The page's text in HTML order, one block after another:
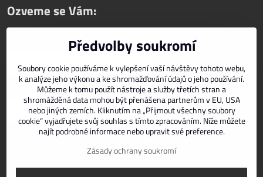
Ozveme se Vám:
Předvolby soukromí
Soubory cookie používáme k vylepšení vaší návštěvy tohoto webu,
k analýze jeho výkonu a ke shromažďování údajů o jeho používání.
Můžeme k tomu použít nástroje a služby třetích stran a
shromážděná data mohou být přenášena partnerům v EU, USA
nebo jiných zemích. Kliknutím na „Přijmout všechny soubory
cookie“ vyjadřujete svůj souhlas s tímto zpracováním. Níže můžete
najít podrobné informace nebo upravit své preference.
Zásady ochrany soukromí